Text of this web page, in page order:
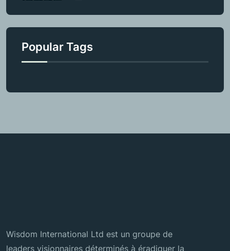
Popular Tags
Wisdom International Ltd est un groupe de
leaders visionnaires déterminés à éradiquer la